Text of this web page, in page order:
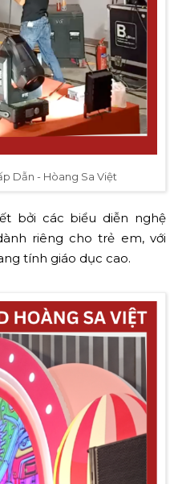
Dẫn - Hòang Sa Việt
bởi các biểu diễn nghệ
riêng cho trẻ em, với
tính giáo dục cao.